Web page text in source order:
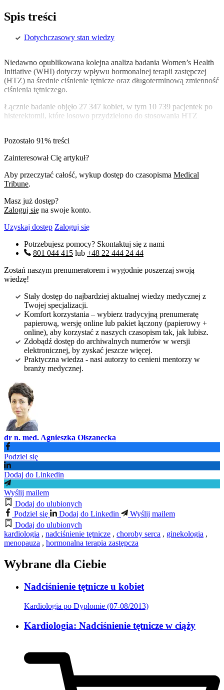
Spis treści
Dotychczasowy stan wiedzy
Niedawno opublikowana kolejna analiza badania Women’s Health
Initiative (WHI) dotyczy wpływu hormonalnej terapii zastępczej
(HTZ) na średnie ciśnienie tętnicze oraz długoterminową zmienność
ciśnienia tętniczego.
Łącznie badanie objęło 27 347 kobiet, w tym 10 739 pacjentek po
histerektomii, które losowo przydzielono do stosowania HTZ
Pozostało 91% treści
Zainteresował Cię artykuł?
Aby przeczytać całość, wykup dostęp do czasopisma Medical
Tribune.
Masz już dostęp?
Zaloguj się na swoje konto.
Uzyskaj dostęp Zaloguj się
Potrzebujesz pomocy? Skontaktuj się z nami
801 044 415 lub +48 22 444 24 44
Zostań naszym prenumeratorem i wygodnie poszerzaj swoją
wiedzę!
Stały dostęp do najbardziej aktualnej wiedzy medycznej z
Twojej specjalizacji.
Komfort korzystania – wybierz tradycyjną prenumeratę
papierową, wersję online lub pakiet łączony (papierowy +
online), aby korzystać z naszych czasopism tak, jak lubisz.
Zdobądź dostęp do archiwalnych numerów w wersji
elektronicznej, by zyskać jeszcze więcej.
Praktyczna wiedza - nasi autorzy to cenieni mentorzy w
branży medycznej.
dr n. med. Agnieszka Olszanecka
Podziel się
Dodaj do Linkedin
Wyślij mailem
Dodaj do ulubionych
Podziel się
Dodaj do Linkedin
Wyślij mailem
Dodaj do ulubionych
kardiologia , nadciśnienie tętnicze , choroby serca , ginekologia ,
menopauza , hormonalna terapia zastępcza
Wybrane dla Ciebie
Nadciśnienie tętnicze u kobiet
Kardiologia po Dyplomie (07-08/2013)
Kardiologia: Nadciśnienie tętnicze w ciąży